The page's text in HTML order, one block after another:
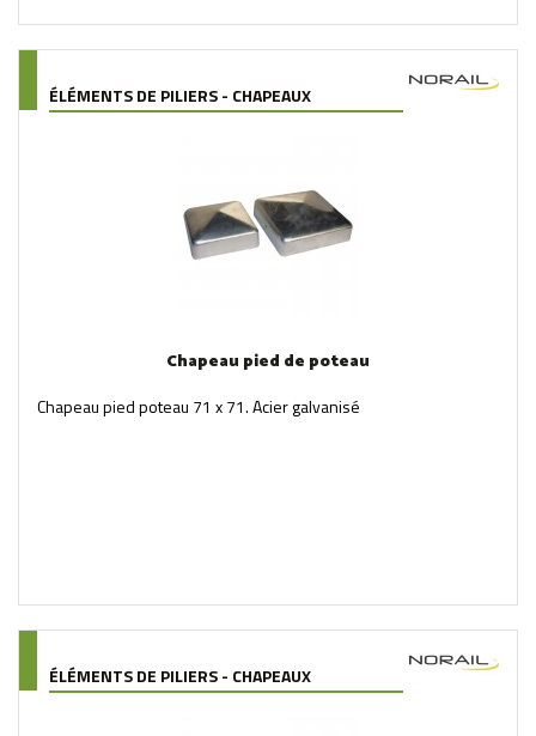
ÉLÉMENTS DE PILIERS - CHAPEAUX
Chapeau pied de poteau
Chapeau pied poteau 71 x 71. Acier galvanisé
ÉLÉMENTS DE PILIERS - CHAPEAUX